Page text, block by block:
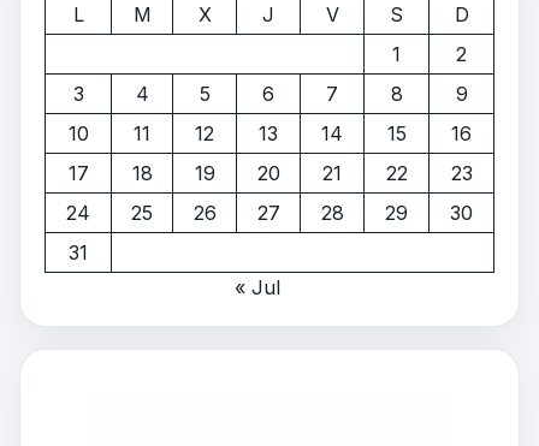
L
M X J V S
D
1
2
3
4 5 6 7 8
9
10
11 12 13 14 15
16
17
18 19 20 21 22
23
24
25 26 27 28 29
30
31
« Jul